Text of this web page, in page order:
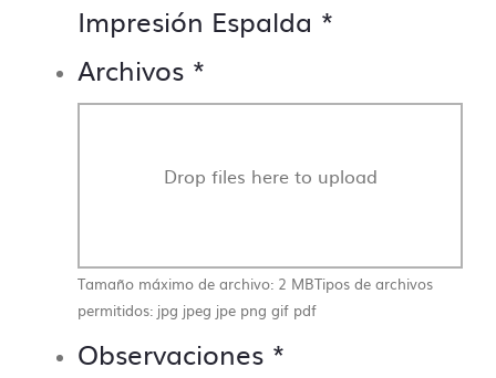
Impresión Espalda *
Archivos *
Drop files here to upload
Tamaño máximo de archivo: 2 MBTipos de archivos
permitidos: jpg jpeg jpe png gif pdf
Observaciones *